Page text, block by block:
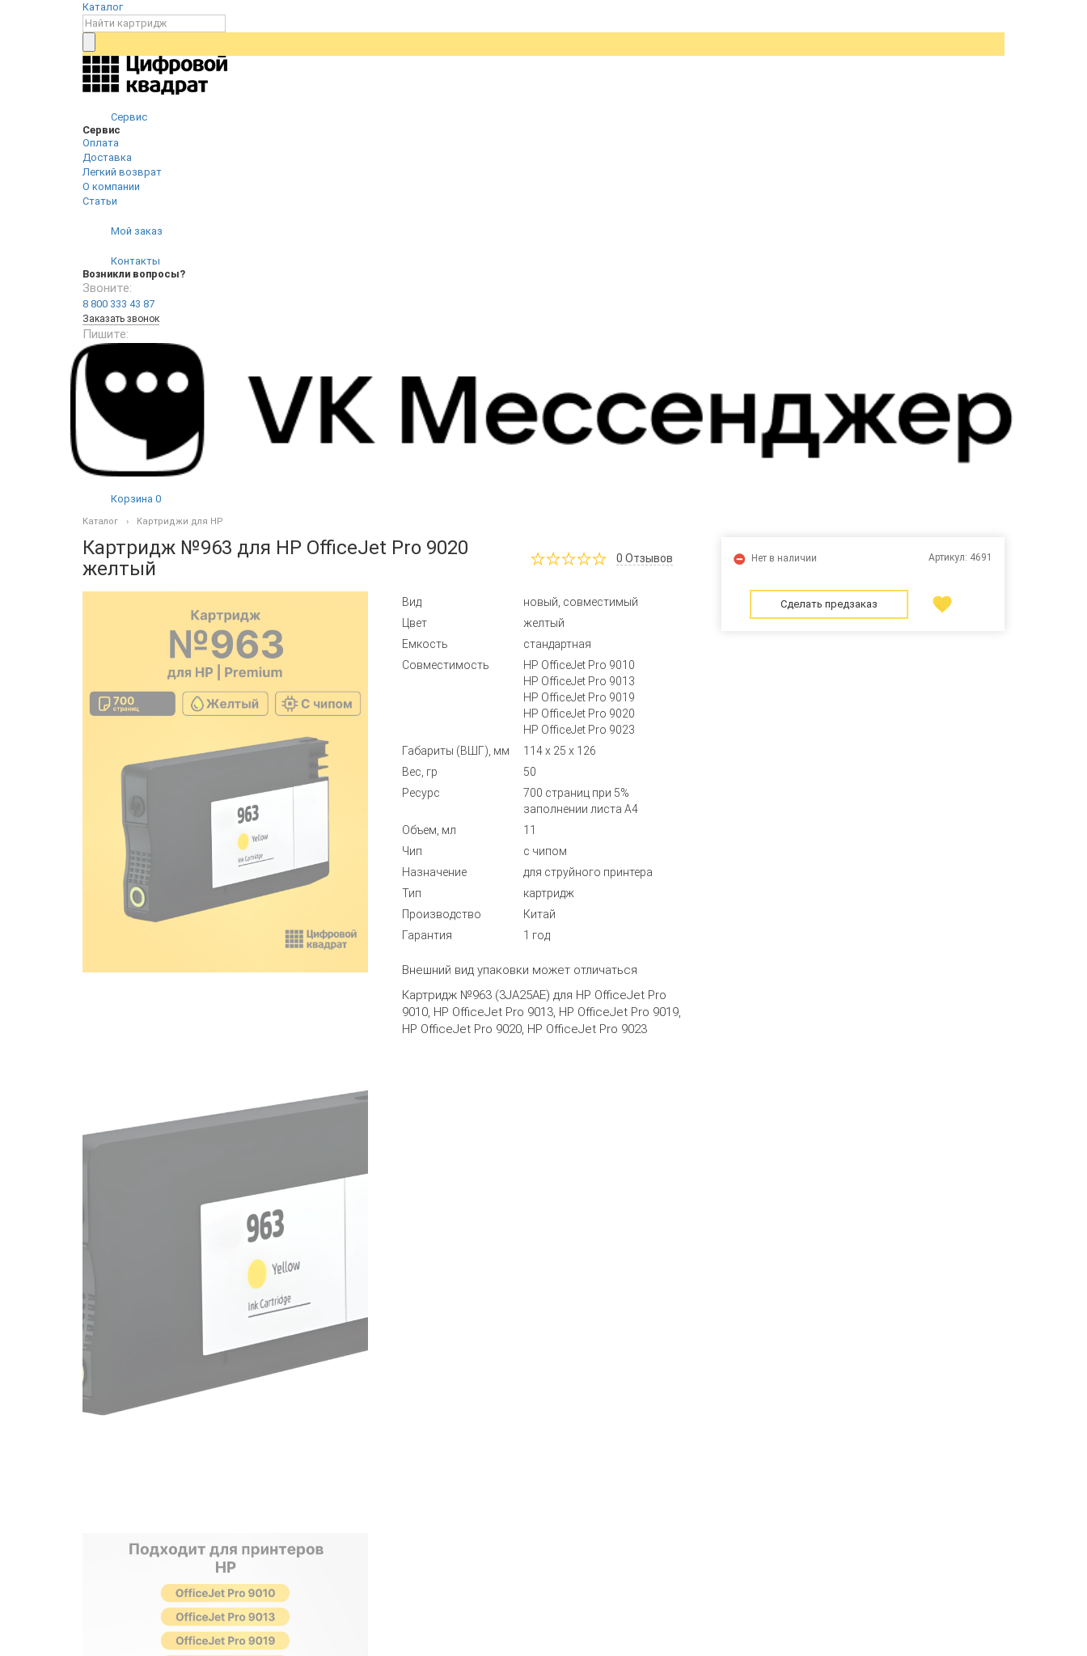
Каталог
Сервис
Сервис
Оплата
Доставка
Легкий возврат
О компании
Статьи
Мой заказ
Контакты
Возникли вопросы?
Звоните:
8 800 333 43 87
Заказать звонок
Пишите:
Корзина 0
Каталог Картриджи для HP
Картридж №963 для HP OfficeJet Pro 9020
желтый
0 Отзывов
Вид
новый, совместимый
Цвет
желтый
Емкость
стандартная
Совместимость
HP OfficeJet Pro 9010
HP OfficeJet Pro 9013
HP OfficeJet Pro 9019
HP OfficeJet Pro 9020
HP OfficeJet Pro 9023
Габариты (ВШГ), мм
114 x 25 x 126
Вес, гр
50
Ресурс
700 страниц при 5%
заполнении листа А4
Объем, мл
11
Чип
с чипом
Назначение
для струйного принтера
Тип
картридж
Производство
Китай
Гарантия
1 год
Внешний вид упаковки может отличаться
Картридж №963 (3JA25AE) для HP OfficeJet Pro
9010, HP OfficeJet Pro 9013, HP OfficeJet Pro 9019,
HP OfficeJet Pro 9020, HP OfficeJet Pro 9023
Нет в наличии Артикул: 4691
Сделать предзаказ